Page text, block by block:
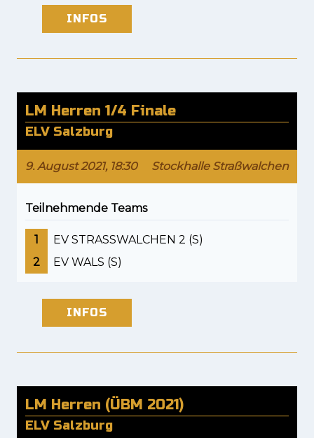
INFOS
LM Herren 1/4 Finale
ELV Salzburg
9. August 2021, 18:30 Stockhalle Straßwalchen
Teilnehmende Teams
1
EV STRASSWALCHEN 2 (S)
2
EV WALS (S)
INFOS
LM Herren (ÜBM 2021)
ELV Salzburg